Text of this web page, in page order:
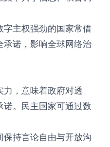
字主权强劲的国家常借
承诺，影响全球网络治
力，意味着政府对透
诺。民主国家可通过数
保持言论自由与开放沟